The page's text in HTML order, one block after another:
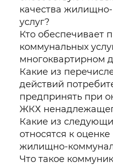
качества
услуг?
Кто обеспечивает
коммунальных
многоквартирном
Какие из
действий
предпринять при
ЖКХ
Какие из
относятся к оценке
жилищно-
Что такое